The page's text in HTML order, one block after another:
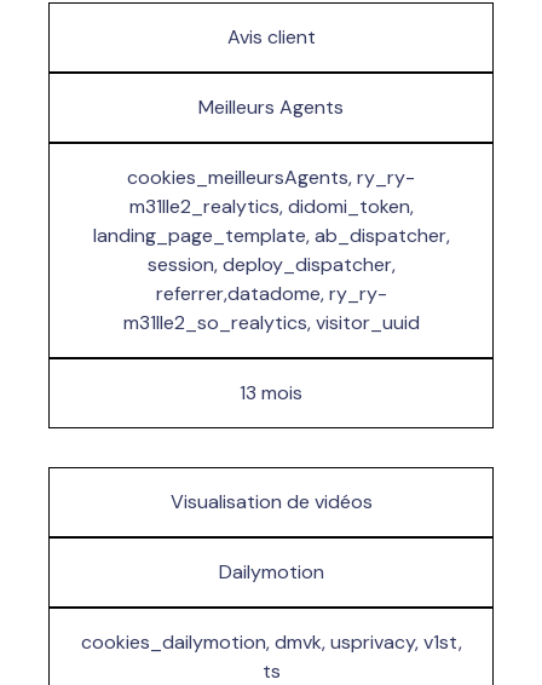
Avis client
Meilleurs Agents
cookies_meilleursAgents, ry_ry-
m31lle2_realytics, didomi_token,
landing_page_template, ab_dispatcher,
session, deploy_dispatcher,
referrer,datadome, ry_ry-
m31lle2_so_realytics, visitor_uuid
13 mois
Visualisation de vidéos
Dailymotion
cookies_dailymotion, dmvk, usprivacy, v1st,
ts